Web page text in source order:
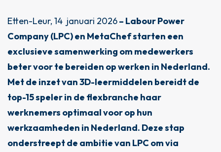
Etten-Leur, 14 januari 2026– Labour Power
Company (LPC) en MetaChef starten een
exclusieve samenwerking om medewerkers
beter voor te bereiden op werken in Nederland.
Met de inzet van 3D-leermiddelen bereidt de
top-15 speler in de flexbranche haar
werknemers optimaal voor op hun
werkzaamheden in Nederland. Deze stap
onderstreept de ambitie van LPC om via